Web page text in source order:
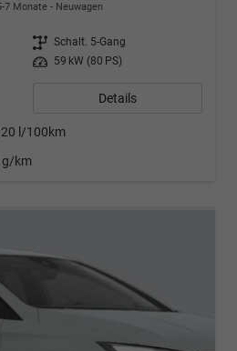
7 Monate Neuwagen
Getriebe Schalt. 5-Gang
Leistung 59 kW (80 PS)
Details
l/100km
g/km